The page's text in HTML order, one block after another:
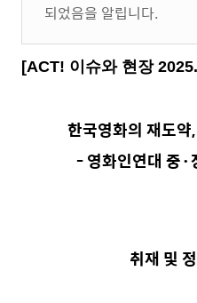
되었음을 알립니다.
[ACT! 이슈와 현장
한국영화의 재도약
- 영화인연대 중·
취재 및